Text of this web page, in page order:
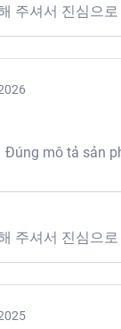
주셔서 진심으
Đúng mô tả sản
주셔서 진심으